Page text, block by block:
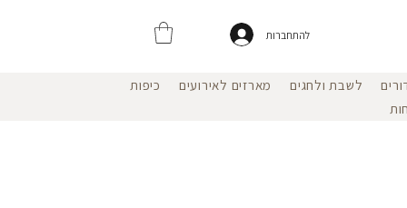
להתחברות
לשבת ולחגים מארזים לאירועים
כיפות